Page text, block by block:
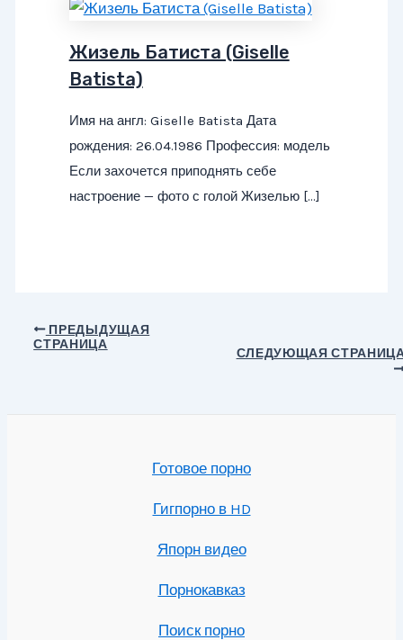
Жизель Батиста (Giselle
Batista)
Имя на англ: Giselle Batista Дата
рождения: 26.04.1986 Профессия: модель
Если захочется приподнять себе
настроение — фото с голой Жизелью […]
Навигация
ПРЕДЫДУЩАЯ
СТРАНИЦА
СЛЕДУЮЩАЯ
Готовое порно
Гигпорно в HD
Япорн видео
Порнокавказ
Поиск порно